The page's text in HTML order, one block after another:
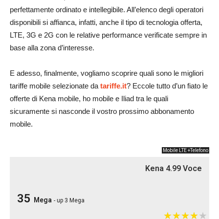
perfettamente ordinato e intellegibile. All’elenco degli operatori
disponibili si affianca, infatti, anche il tipo di tecnologia offerta,
LTE, 3G e 2G con le relative performance verificate sempre in
base alla zona d’interesse.
E adesso, finalmente, vogliamo scoprire quali sono le migliori
tariffe mobile selezionate datariffe.it? Eccole tutto d’un fiato le
offerte di Kena mobile, ho mobile e Iliad tra le quali
sicuramente si nasconde il vostro prossimo abbonamento
mobile.
Mobile LTE +Telefono
Kena 4.99 Voce
35 Mega - up 3 Mega
★★★★★
★★★★★